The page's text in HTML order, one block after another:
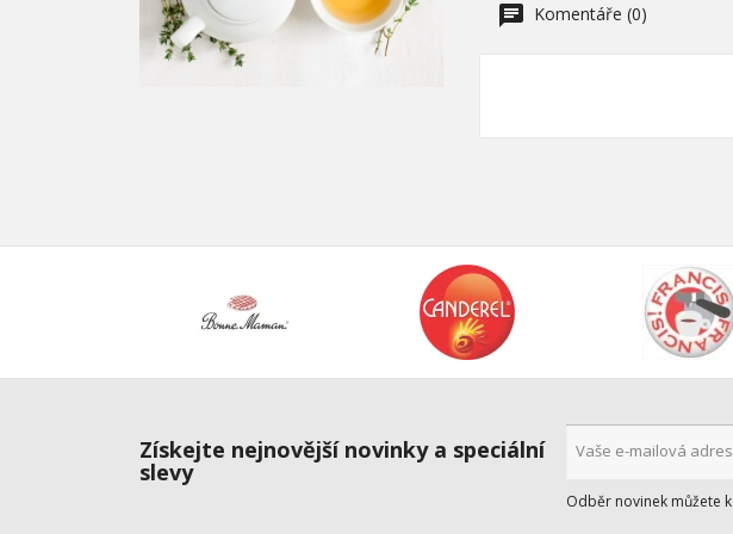
Komentáře (0)
Získejte nejnovější novinky a speciální
slevy
Odběr novinek můžete